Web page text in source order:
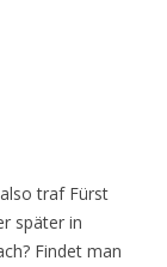
traf Fürst
später in
Findet man